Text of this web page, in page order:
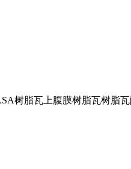
树脂瓦 上腹膜树脂瓦树脂